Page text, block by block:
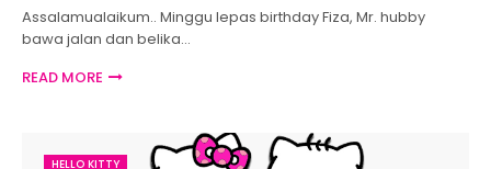
Assalamualaikum.. Minggu lepas birthday Fiza, Mr. hubby
bawa jalan dan belika…
READ MORE
HELLO KITTY